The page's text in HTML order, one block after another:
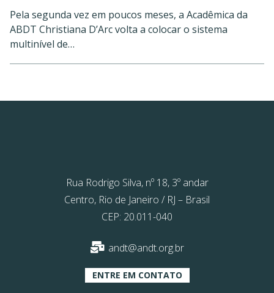
Pela segunda vez em poucos meses, a Acadêmica da
ABDT Christiana D’Arc volta a colocar o sistema
multinível de…
Rua Rodrigo Silva, nº 18, 3º andar
Centro, Rio de Janeiro / RJ – Brasil
CEP: 20.011-040
andt@andt.org.br
ENTRE EM CONTATO